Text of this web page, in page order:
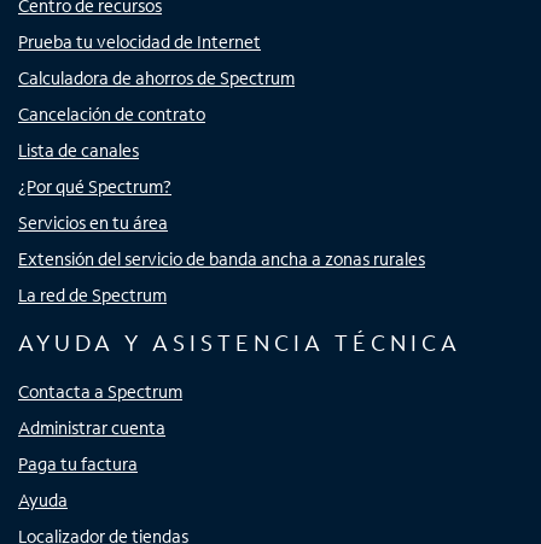
Centro de recursos
Prueba tu velocidad de Internet
Calculadora de ahorros de Spectrum
Cancelación de contrato
Lista de canales
¿Por qué Spectrum?
Servicios en tu área
Extensión del servicio de banda ancha a zonas rurales
La red de Spectrum
AYUDA Y ASISTENCIA TÉCNICA
Contacta a Spectrum
Administrar cuenta
Paga tu factura
Ayuda
Localizador de tiendas